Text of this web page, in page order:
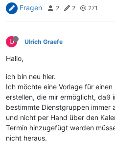
Fragen 2 2 271
U Ulrich Graefe
Hallo,
ich bin neu hier.
Ich möchte eine Vorlage für
erstellen, die mir ermöglicht, daß
bestimmte Dienstgruppen immer
und nicht per Hand über den
Termin hinzugefügt werden
nicht heraus.